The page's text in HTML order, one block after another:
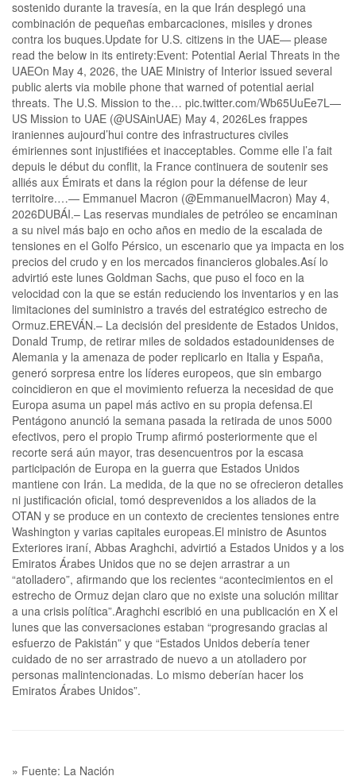
sostenido durante la travesía, en la que Irán desplegó una
combinación de pequeñas embarcaciones, misiles y drones
contra los buques.Update for U.S. citizens in the UAE— please
read the below in its entirety:Event: Potential Aerial Threats in the
UAEOn May 4, 2026, the UAE Ministry of Interior issued several
public alerts via mobile phone that warned of potential aerial
threats. The U.S. Mission to the… pic.twitter.com/Wb65UuEe7L—
US Mission to UAE (@USAinUAE) May 4, 2026Les frappes
iraniennes aujourd’hui contre des infrastructures civiles
émiriennes sont injustifiées et inacceptables. Comme elle l’a fait
depuis le début du conflit, la France continuera de soutenir ses
alliés aux Émirats et dans la région pour la défense de leur
territoire.…— Emmanuel Macron (@EmmanuelMacron) May 4,
2026DUBÁI.– Las reservas mundiales de petróleo se encaminan
a su nivel más bajo en ocho años en medio de la escalada de
tensiones en el Golfo Pérsico, un escenario que ya impacta en los
precios del crudo y en los mercados financieros globales.Así lo
advirtió este lunes Goldman Sachs, que puso el foco en la
velocidad con la que se están reduciendo los inventarios y en las
limitaciones del suministro a través del estratégico estrecho de
Ormuz.EREVÁN.– La decisión del presidente de Estados Unidos,
Donald Trump, de retirar miles de soldados estadounidenses de
Alemania y la amenaza de poder replicarlo en Italia y España,
generó sorpresa entre los líderes europeos, que sin embargo
coincidieron en que el movimiento refuerza la necesidad de que
Europa asuma un papel más activo en su propia defensa.El
Pentágono anunció la semana pasada la retirada de unos 5000
efectivos, pero el propio Trump afirmó posteriormente que el
recorte será aún mayor, tras desencuentros por la escasa
participación de Europa en la guerra que Estados Unidos
mantiene con Irán. La medida, de la que no se ofrecieron detalles
ni justificación oficial, tomó desprevenidos a los aliados de la
OTAN y se produce en un contexto de crecientes tensiones entre
Washington y varias capitales europeas.El ministro de Asuntos
Exteriores iraní, Abbas Araghchi, advirtió a Estados Unidos y a los
Emiratos Árabes Unidos que no se dejen arrastrar a un
“atolladero”, afirmando que los recientes “acontecimientos en el
estrecho de Ormuz dejan claro que no existe una solución militar
a una crisis política”.Araghchi escribió en una publicación en X el
lunes que las conversaciones estaban “progresando gracias al
esfuerzo de Pakistán” y que “Estados Unidos debería tener
cuidado de no ser arrastrado de nuevo a un atolladero por
personas malintencionadas. Lo mismo deberían hacer los
Emiratos Árabes Unidos”.
» Fuente: La Nación